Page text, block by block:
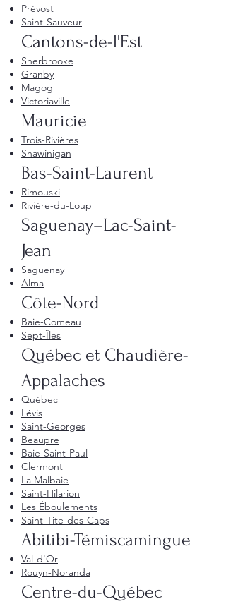
Prévost
Saint-Sauveur
Cantons-de-l'Est
Sherbrooke
Granby
Magog
Victoriaville
Mauricie
Trois-Rivières
Shawinigan
Bas-Saint-Laurent
Rimouski
Rivière-du-Loup
Saguenay–Lac-Saint-
Jean
Saguenay
Alma
Côte-Nord
Baie-Comeau
Sept-Îles
Québec et Chaudière-
Appalaches
Québec
Lévis
Saint-Georges
Beaupre
Baie-Saint-Paul
Clermont
La Malbaie
Saint-Hilarion
Les Éboulements
Saint-Tite-des-Caps
Abitibi-Témiscamingue
Val-d'Or
Rouyn-Noranda
Centre-du-Québec